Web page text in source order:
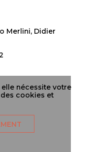
Merlini, Didier
nécessite votre
cookies et